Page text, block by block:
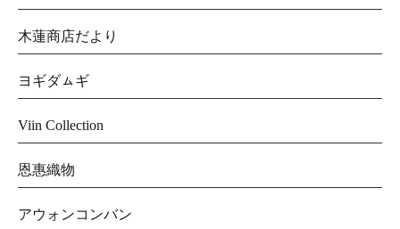
木蓮商店だより
ヨギダㇺギ
Viin Collection
恩惠織物
アウォンコンバン